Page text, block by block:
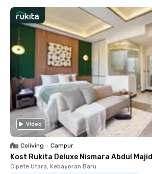
Video
Coliving • Campur
Kost Rukita Deluxe Nismara Abdul Majid
Cipete Utara, Kebayoran Baru